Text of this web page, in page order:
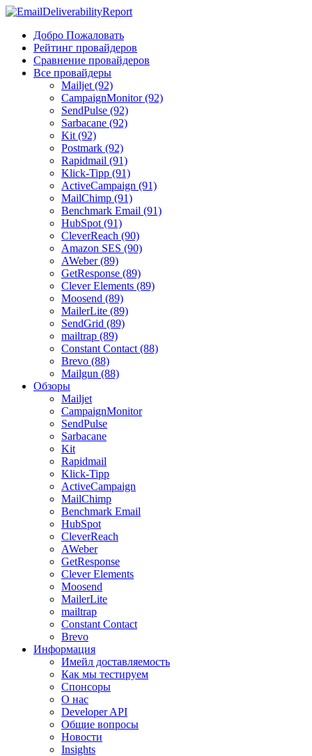
Добро Пожаловать
Рейтинг провайдеров
Сравнение провайдеров
Все провайдеры
Mailjet (92)
CampaignMonitor (92)
SendPulse (92)
Sarbacane (92)
Kit (92)
Postmark (92)
Rapidmail (91)
Klick-Tipp (91)
ActiveCampaign (91)
MailChimp (91)
Benchmark Email (91)
HubSpot (91)
CleverReach (90)
Amazon SES (90)
AWeber (89)
GetResponse (89)
Clever Elements (89)
Moosend (89)
MailerLite (89)
SendGrid (89)
mailtrap (89)
Constant Contact (88)
Brevo (88)
Mailgun (88)
Обзоры
Mailjet
CampaignMonitor
SendPulse
Sarbacane
Kit
Rapidmail
Klick-Tipp
ActiveCampaign
MailChimp
Benchmark Email
HubSpot
CleverReach
AWeber
GetResponse
Clever Elements
Moosend
MailerLite
mailtrap
Constant Contact
Brevo
Информация
Имейл доставляемость
Как мы тестируем
Спонсоры
О нас
Developer API
Общие вопросы
Новости
Insights